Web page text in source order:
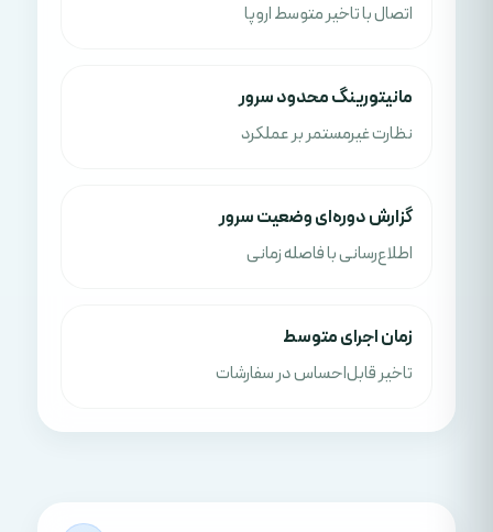
اتصال با تاخیر متوسط اروپا
مانیتورینگ محدود سرور
نظارت غیرمستمر بر عملکرد
گزارش دوره‌ای وضعیت سرور
اطلاع‌رسانی با فاصله زمانی
زمان اجرای متوسط
تاخیر قابل‌احساس در سفارشات